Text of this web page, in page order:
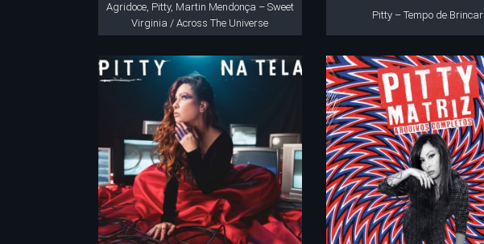
Agridoce, Pitty, Martin Mendonça – Sweet
Virginia / Across The Universe
Pitty – Tempo de Brincar